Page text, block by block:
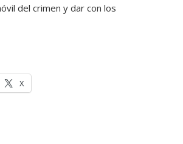
del crimen y dar con los
X